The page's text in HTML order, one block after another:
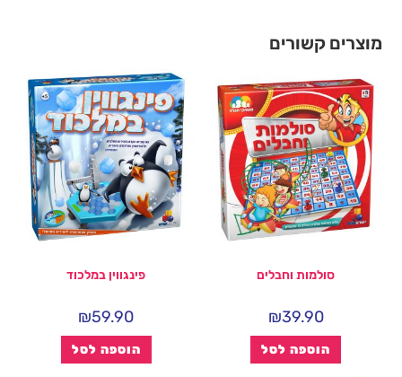
מוצרים קשורים
סולמות וחבלים
₪39.90
הוספה לסל
פינגווין במלכוד
₪59.90
הוספה לסל